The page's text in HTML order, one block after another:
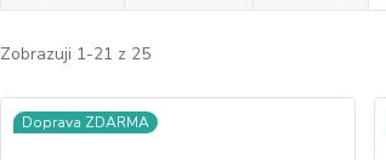
Zobrazuji 1-21 z 25
Doprava ZDARMA